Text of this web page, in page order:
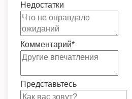
Недостатки
Комментарий*
Представьтесь